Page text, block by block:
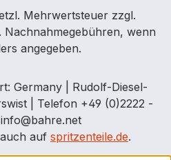
Mehrwertsteuer zzgl.
wenn
angegeben.
Germany | Rudolf-Diesel-
| Telefon +49 (0)2222 -
auf spritzenteile.de.